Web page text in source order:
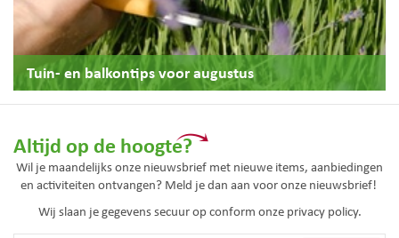
Tuin- en balkontips voor augustus
Altijd op de hoogte?
Wil je maandelijks onze nieuwsbrief met nieuwe items, aanbiedingen
en activiteiten ontvangen? Meld je dan aan voor onze nieuwsbrief!
Wij slaan je gegevens secuur op conform onze privacy policy.